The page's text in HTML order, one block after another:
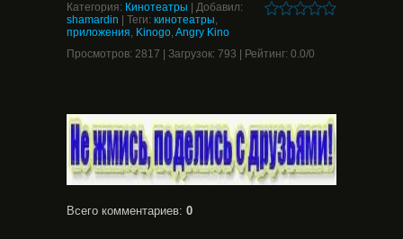
Категория: Кинотеатры Добавил:
shamardin
Теги: кинотеатры,
приложения, Kinogo, Angry Kino
Просмотров: 2817 Загрузок: 793 Рейтинг: 0.0/0
Всего комментариев: 0